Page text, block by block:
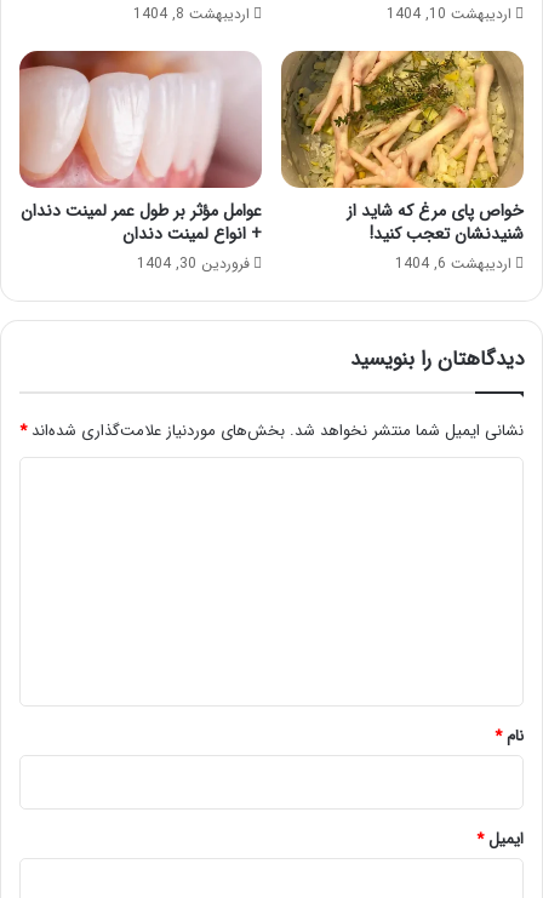
اردیبهشت 10, 1404 اردیبهشت 8, 1404
خواص پای مرغ که شاید از
شنیدنشان تعجب کنید!
اردیبهشت 6, 1404
عوامل مؤثر بر طول عمر لمینت دندان
+ انواع لمینت دندان
فروردین 30, 1404
دیدگاهتان را بنویسید
نشانی ایمیل شما منتشر نخواهد شد. بخش‌های موردنیاز علامت‌گذاری شده‌اند*
نام*
ایمیل*